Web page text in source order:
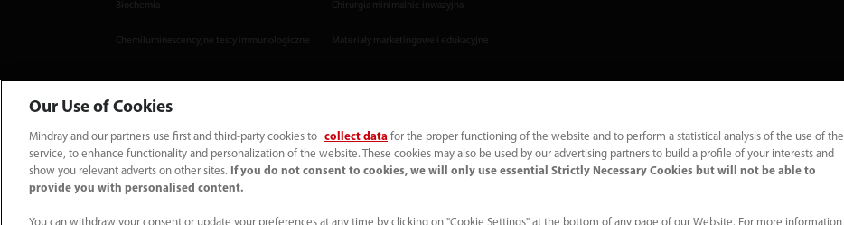
Biochemia
Chemiluminescencyjne testy immunologiczne
Chirurgia minimalnie inwazyjna
Materiały marketingowe i edukacyjne
(22) 463 80 80 info-pl@mindray.com
Warunki korzystania z serwisu｜ Mapa strony
Our Use of Cookies
Mindray and our partners use first and third-party cookies to collect data for the proper functioning of the website and to perform a statistical analysis of the use of the
service, to enhance functionality and personalization of the website. These cookies may also be used by our advertising partners to build a profile of your interests and
show you relevant adverts on other sites.
If you do not consent to cookies, we will only use essential Strictly Necessary Cookies but will not be able to
provide you with personalised content.